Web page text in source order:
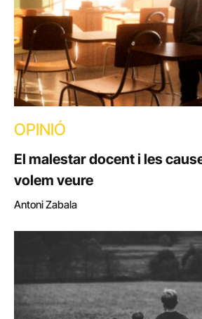
OPINIÓ
El malestar docent i les
volem veure
Antoni Zabala